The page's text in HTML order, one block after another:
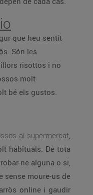
que heu sentit
Són les
risottos i no
molt
bé els gustos.
al supermercat,
habituals. De tota
ne alguna o si,
sense moure-us de
online i gaudir